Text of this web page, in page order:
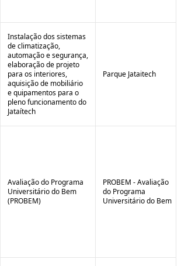
Instalação dos sistemas
de climatização,
automação e segurança,
elaboração de projeto
para os interiores,
aquisição de mobiliário
e quipamentos para o
pleno funcionamento do
Jataítech
Parque Jataitech
Avaliação do Programa
Universitário do Bem
(PROBEM)
PROBEM - Avaliação
do Programa
Universitário do Bem